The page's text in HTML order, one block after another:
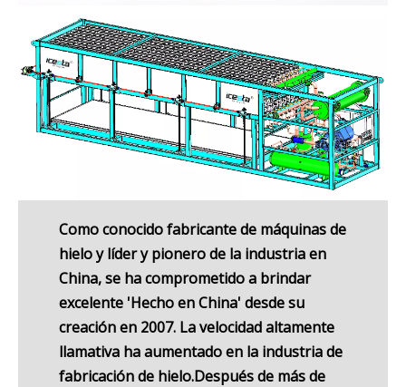
Como conocido fabricante de máquinas de
hielo y líder y pionero de la industria en
China, se ha comprometido a brindar
excelente 'Hecho en China' desde su
creación en 2007. La velocidad altamente
llamativa ha aumentado en la industria de
fabricación de hielo.Después de más de